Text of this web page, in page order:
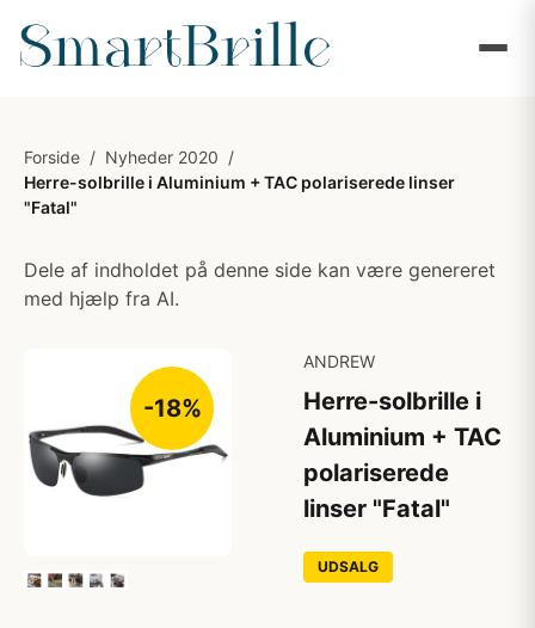
Forside / Nyheder 2020 /
Herre-solbrille i Aluminium + TAC polariserede linser
"Fatal"
Dele af indholdet på denne side kan være genereret
med hjælp fra AI.
-18%
ANDREW
Herre-solbrille i
Aluminium + TAC
polariserede
linser "Fatal"
UDSALG